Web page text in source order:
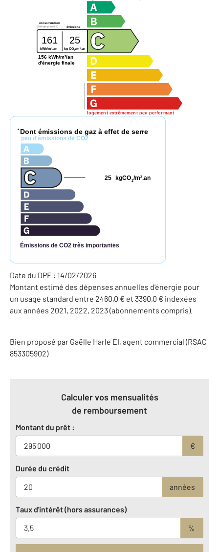
logement extrêmement peu performant
consommation
émissions
(énergie primaire)
161 25
kWh/m 2 .an kg CO2/m2.an
156 kWh/m²/an
d'énergie finale
* Dont émissions de gaz à effet de serre
peu d'émissions de CO2
Émissions de CO2 très importantes
kgCO2/m2.an
25
Date du DPE : 14/02/2026
Montant estimé des dépenses annuelles d'énergie pour
un usage standard entre 2460,0 € et 3390,0 € indexées
aux années 2021, 2022, 2023 (abonnements compris).
Bien proposé par Gaëlle Harle EI, agent commercial (RSAC
853305902)
Calculer vos mensualités
de remboursement
Montant du prêt :
€
Durée du crédit
années
Taux d'intérêt (hors assurances)
%